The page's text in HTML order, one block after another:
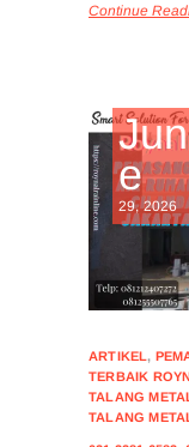
Continue
Jun
e
29, 2026
ARTIKEL,
TERBAIK
TALANG
TALANG